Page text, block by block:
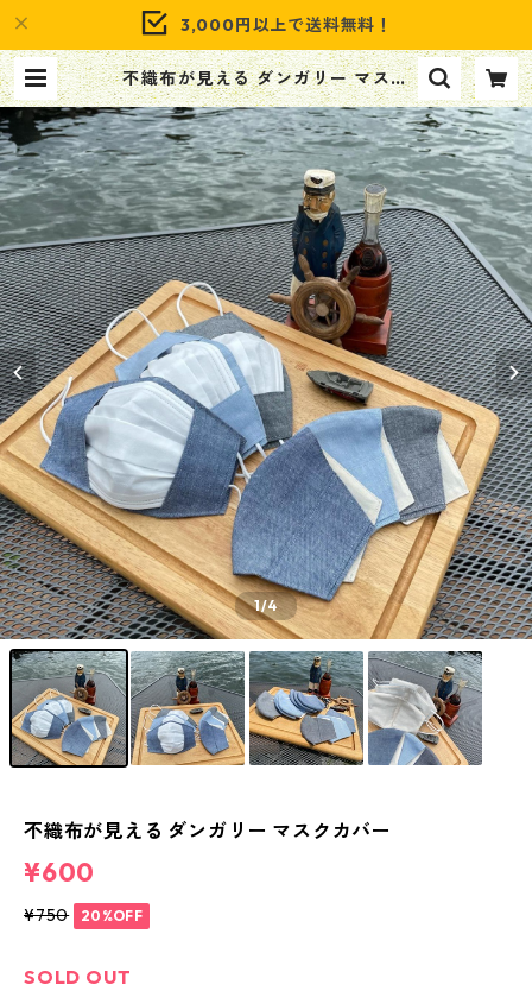
3,000円以上で送料無料！
不織布が見える ダンガリー マスク
カバー | Captain Romany
1/4
不織布が見える ダンガリー マスクカバー
¥600
¥750 20%OFF
SOLD OUT